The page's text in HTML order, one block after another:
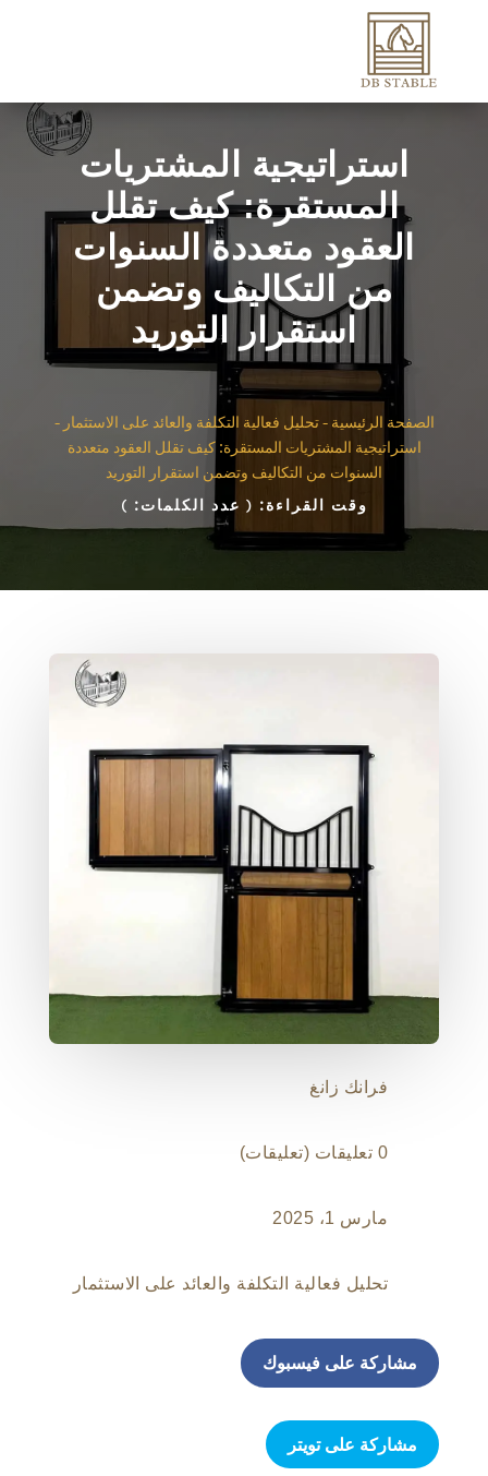
استراتيجية المشتريات
المستقرة: كيف تقلل
العقود متعددة السنوات
من التكاليف وتضمن
استقرار التوريد
الصفحة الرئيسية-تحليل فعالية التكلفة والعائد على الاستثمار-
استراتيجية المشتريات المستقرة: كيف تقلل العقود متعددة
السنوات من التكاليف وتضمن استقرار التوريد
وقت القراءة:
( عدد الكلمات:)
فرانك زانغ
مارس 1، 2025
تحليل فعالية التكلفة والعائد على الاستثمار
مشاركة على فيسبوك
مشاركة على تويتر